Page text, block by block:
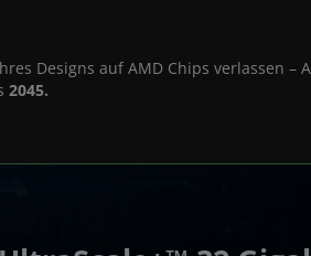
Designs auf AMD Chips verlassen –
2045.